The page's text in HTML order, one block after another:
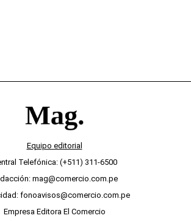
Equipo editorial
Telefónica: (+511) 311-6500
mag@comercio.com.pe
fonoavisos@comercio.com.pe
Empresa Editora El Comercio